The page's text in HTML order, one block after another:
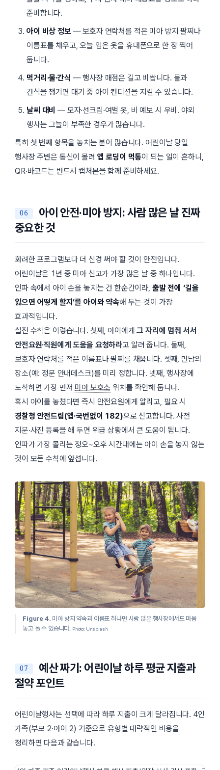
준비합니다.
아이 비상 정보— 보호자 연락처를 적은 미아 방지 팔찌나
이름표를 채우고, 오늘 입은 옷을 휴대폰으로 한 장 찍어
둡니다.
먹거리·물·간식 — 행사장 매점은 길고 비쌉니다. 물과
간식을 챙기면 대기 중 아이 컨디션을 지킬 수 있습니다.
날씨 대비 — 모자·선크림·여벌 옷, 비 예보 시 우비. 야외
행사는 그늘이 부족한 경우가 많습니다.
특히 첫 번째 항목을 놓치는 분이 많습니다. 어린이날 당일
행사장 주변은 통신이 몰려 앱 로딩이 먹통이 되는 일이 흔하니,
QR·바코드는 반드시 캡처본을 함께 준비하세요.
아이 안전·미아 방지: 사람 많은 날 진짜
중요한 것
화려한 프로그램보다 더 신경 써야 할 것이 안전입니다.
어린이날은 1년 중 미아 신고가 가장 많은 날 중 하나입니다.
인파 속에서 아이 손을 놓치는 건 한순간이라, 출발 전에 ‘길을
잃으면 어떻게 할지’를 아이와 약속해 두는 것이 가장
효과적입니다.
실전 수칙은 이렇습니다. 첫째, 아이에게그 자리에 멈춰 서서
안전요원·직원에게 도움을 요청하라고 알려 줍니다. 둘째,
보호자 연락처를 적은 이름표나 팔찌를 채웁니다. 셋째, 만남의
장소(예: 정문 안내데스크)를 미리 정합니다. 넷째, 행사장에
도착하면 가장 먼저 미아 보호소 위치를 확인해 둡니다.
혹시 아이를 놓쳤다면 즉시 안전요원에게 알리고, 필요 시
경찰청 안전드림(앱·국번없이 182)으로 신고합니다. 사전
지문·사진 등록을 해 두면 위급 상황에서 큰 도움이 됩니다.
인파가 가장 몰리는 정오~오후 시간대에는 아이 손을 놓지 않는
것이 모든 수칙에 앞섭니다.
Figure 4. 미아 방지 약속과 이름표 하나면 사람 많은 행사장에서도 마음
놓고 놀 수 있습니다. Photo: Unsplash
예산 짜기: 어린이날 하루 평균 지출과
절약 포인트
어린이날행사는 선택에 따라 하루 지출이 크게 달라집니다. 4인
가족(부모 2·아이 2) 기준으로 유형별 대략적인 비용을
정리하면 다음과 같습니다.